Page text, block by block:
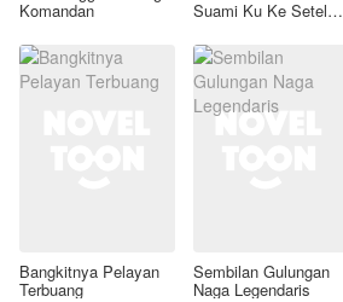
Komandan Suami Ku Ke Setelan
Bangkitnya Pelayan
Terbuang
Sembilan Gulungan
Naga Legendaris